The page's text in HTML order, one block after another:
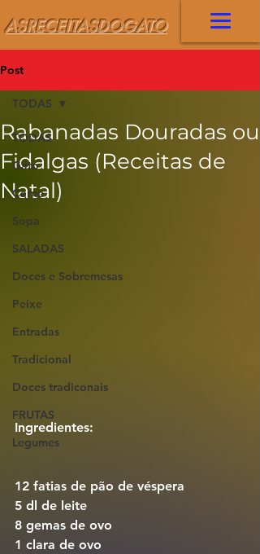
ASRECEITASDOGATO
Post
TODAS
Gato
Carne
Sopa
SALADAS
Doces e Sobremesas
Peixe
Entradas
Tradicional
Doces tradiconais
FRUTAS
Legumes
TODAS
Rabanadas Douradas ou
Fidalgas (Receitas de
Natal)
Ingredientes:
12 fatias de pão de véspera
5 dl de leite
8 gemas de ovo
1 clara de ovo